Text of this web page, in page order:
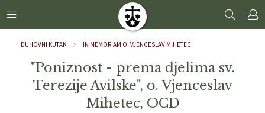
DUHOVNI KUTAK IN MEMORIAM O. VJENCESLAV MIHETEC
"Poniznost - prema djelima sv.
Terezije Avilske", o. Vjenceslav
Mihetec, OCD